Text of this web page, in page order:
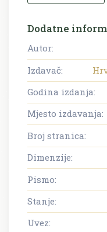
Dodatne
Autor:
Izdavač:
Godina izdanja:
Mjesto izdavanja:
Broj stranica:
Dimenzije:
Pismo:
Stanje:
Uvez: